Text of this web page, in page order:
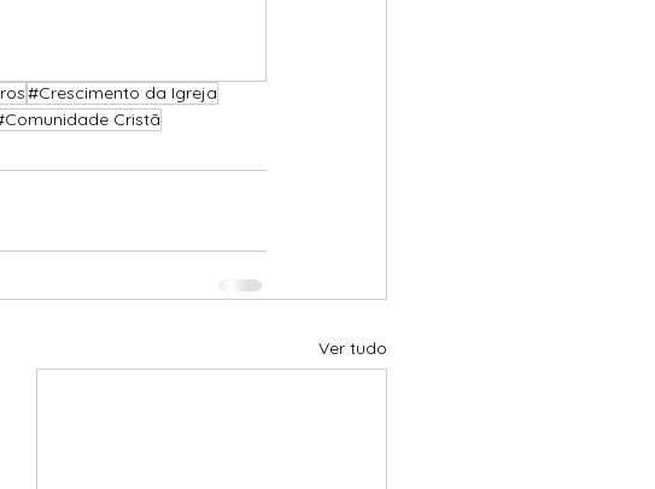
#Crescimento da Igreja
Cristã
Ver tudo